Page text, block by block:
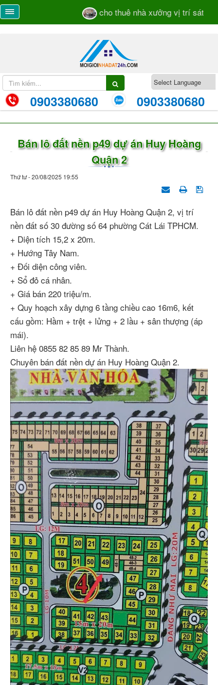
cho thuê nhà xưởng vị trí sát mặt
0903380680 0903380680
Bán lô đất nền p49 dự án Huy Hoàng
Quận 2
Thứ tư - 20/08/2025 19:55
Bán lô đất nền p49 dự án Huy Hoàng Quận 2, vị trí
nền đất số 30 đường số 64 phường Cát Lái TPHCM.
+ Diện tích 15,2 x 20m.
+ Hướng Tây Nam.
+ Đối diện công viên.
+ Sổ đỏ cá nhân.
+ Giá bán 220 triệu/m.
+ Quy hoạch xây dựng 6 tầng chiều cao 16m6, kết
cấu gồm: Hầm + trệt + lửng + 2 lầu + sân thượng (áp
mái).
Liên hệ 0855 82 85 89 Mr Thành.
Chuyên bán đất nền dự án Huy Hoàng Quận 2.